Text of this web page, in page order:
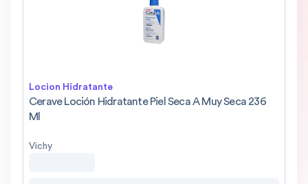
Locion Hidratante
Cerave Loción Hidratante Piel Seca A Muy Seca 236
Ml
Vichy